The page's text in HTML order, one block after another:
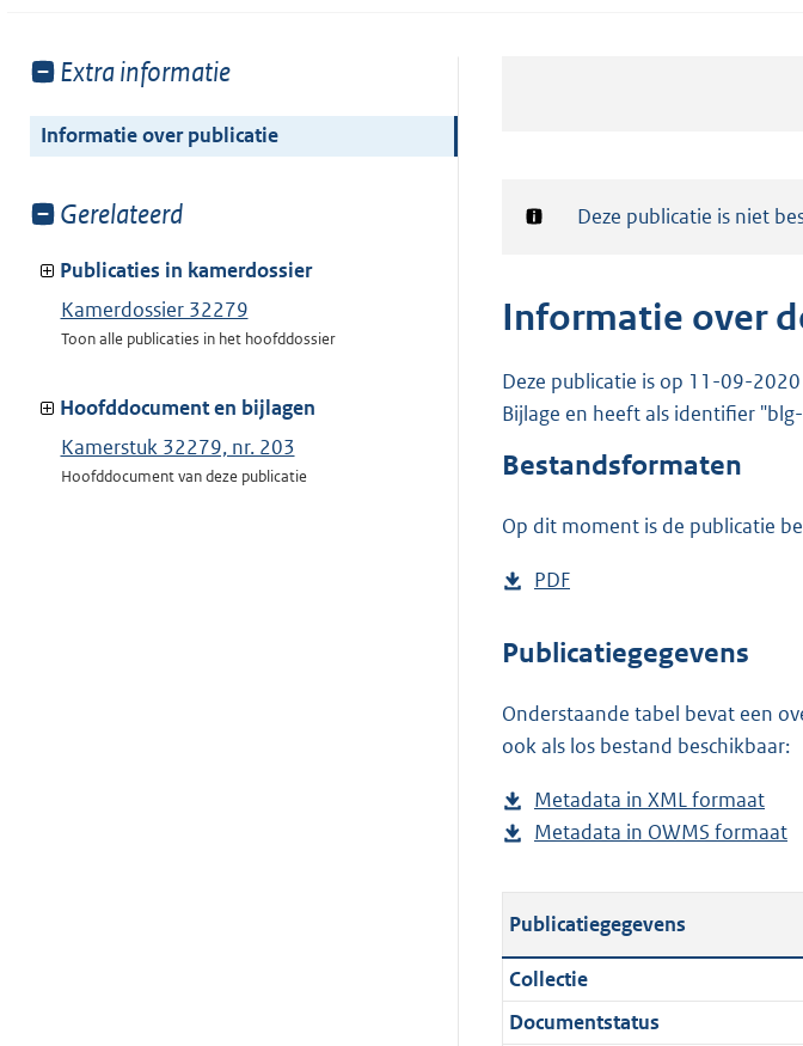
Toon
van:
Extra informatie
Informatie over publicatie
Toon
van:
Gerelateerd
Publicaties in kamerdossier
Kamerdossier 32279
Toon alle publicaties in het hoofddossier
Hoofddocument en bijlagen
Kamerstuk 32279, nr. 203
Hoofddocument van deze publicatie
Notificatie:
Deze publicatie is niet
Informatie over
Deze publicatie is op 11-09-
Bijlage en heeft als identifier
Bestandsformaten
Op dit moment is de publicatie
D
w
l
o
d
p
l
i
c
a
PDF
s
a
n
s
g
o
t
t
e
Publicatiegegevens
Onderstaande tabel bevat een
ook als los bestand beschikbaar:
Metadata in XML formaat
e
t
n
Metadata in OWMS formaat
s
a
Publicatiegegevens
Collectie
Documentstatus